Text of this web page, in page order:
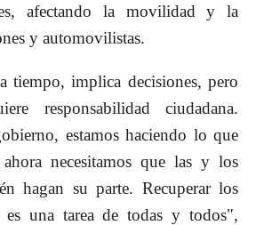
afectando la movilidad y la
y automovilistas.
tiempo, implica decisiones, pero
responsabilidad ciudadana.
estamos haciendo lo que
necesitamos que las y los
hagan su parte. Recuperar los
es una tarea de todas y todos",